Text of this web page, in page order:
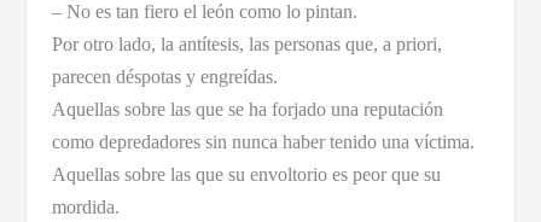
– No es tan fiero el león como lo pintan.
Por otro lado, la antítesis, las personas que, a priori,
parecen déspotas y engreídas.
Aquellas sobre las que se ha forjado una reputación
como depredadores sin nunca haber tenido una víctima.
Aquellas sobre las que su envoltorio es peor que su
mordida.